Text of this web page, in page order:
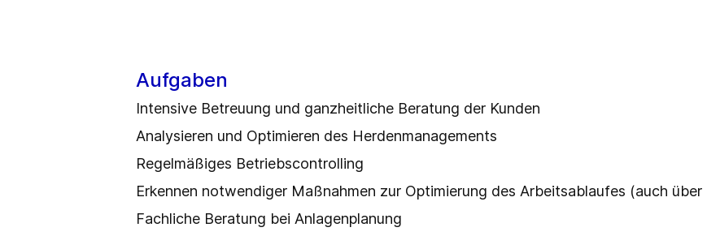
Aufgaben
Intensive Betreuung und ganzheitliche Beratung der Kunden
Analysieren und Optimieren des Herdenmanagements
Regelmäßiges Betriebscontrolling
Erkennen notwendiger Maßnahmen zur Optimierung des Arbeitsablaufes (auch
Fachliche Beratung bei Anlagenplanung